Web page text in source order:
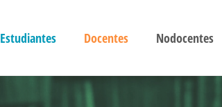
Estudiantes Docentes Nodocentes